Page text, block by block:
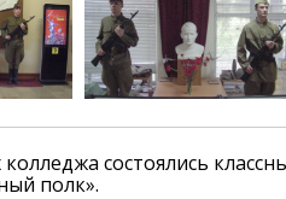
колледжа состоялись
полк».